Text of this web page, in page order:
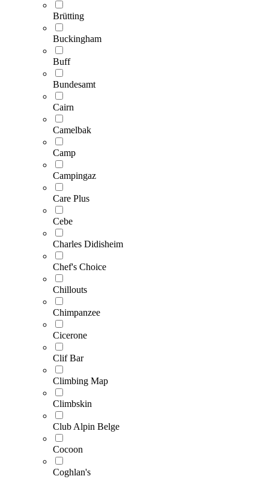
Brütting
Buckingham
Buff
Bundesamt
Cairn
Camelbak
Camp
Campingaz
Care Plus
Cebe
Charles Didisheim
Chef's Choice
Chillouts
Chimpanzee
Cicerone
Clif Bar
Climbing Map
Climbskin
Club Alpin Belge
Cocoon
Coghlan's